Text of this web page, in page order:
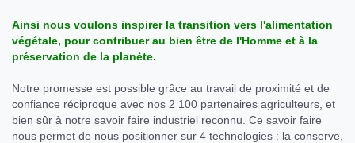
Ainsi nous voulons inspirer la transition vers l'alimentation
végétale, pour contribuer au bien être de l'Homme et à la
préservation de la planète.
Notre promesse est possible grâce au travail de proximité et de
confiance réciproque avec nos 2 100 partenaires agriculteurs, et
bien sûr à notre savoir faire industriel reconnu. Ce savoir faire
nous permet de nous positionner sur 4 technologies : la conserve,